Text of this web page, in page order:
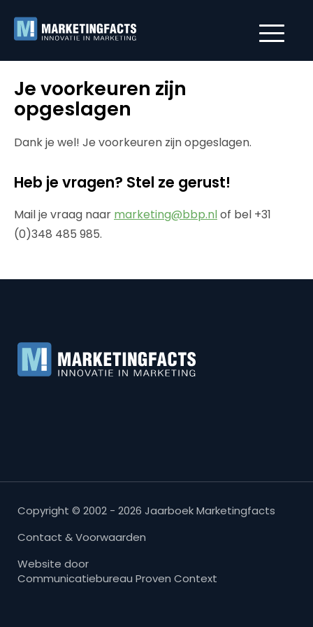
Je voorkeuren zijn
opgeslagen
Dank je wel! Je voorkeuren zijn opgeslagen.
Heb je vragen? Stel ze gerust!
Mail je vraag naar marketing@bbp.nlof bel +31
(0)348 485 985.
Copyright © 2002 - 2026 Jaarboek Marketingfacts
Contact & Voorwaarden
Website door
Communicatiebureau Proven Context